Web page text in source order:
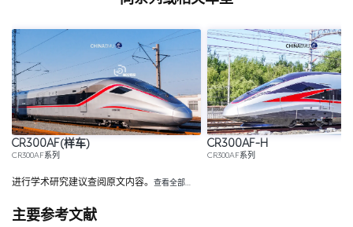
CR300AF(样车)
CR300AF系列
CR300AF-H
CR300AF系列
进行学术研究建议查阅原文内容。 查看全部…
主要参考文献